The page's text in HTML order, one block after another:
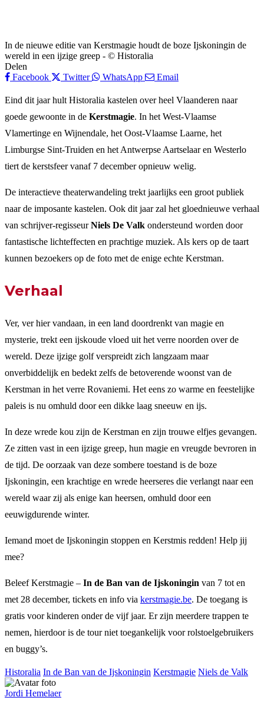
In de nieuwe editie van Kerstmagie houdt de boze Ijskoningin de
wereld in een ijzige greep - © Historalia
Delen
Facebook
Twitter WhatsApp Email
Eind dit jaar hult Historalia kastelen over heel Vlaanderen naar
goede gewoonte in de Kerstmagie. In het West-Vlaamse
Vlamertinge en Wijnendale, het Oost-Vlaamse Laarne, het
Limburgse Sint-Truiden en het Antwerpse Aartselaar en Westerlo
tiert de kerstsfeer vanaf 7 december opnieuw welig.
De interactieve theaterwandeling trekt jaarlijks een groot publiek
naar de imposante kastelen. Ook dit jaar zal het gloednieuwe verhaal
van schrijver-regisseurNiels De Valk ondersteund worden door
fantastische lichteffecten en prachtige muziek. Als kers op de taart
kunnen bezoekers op de foto met de enige echte Kerstman.
Verhaal
Ver, ver hier vandaan, in een land doordrenkt van magie en
mysterie, trekt een ijskoude vloed uit het verre noorden over de
wereld. Deze ijzige golf verspreidt zich langzaam maar
onverbiddelijk en bedekt zelfs de betoverende woonst van de
Kerstman in het verre Rovaniemi. Het eens zo warme en feestelijke
paleis is nu omhuld door een dikke laag sneeuw en ijs.
In deze wrede kou zijn de Kerstman en zijn trouwe elfjes gevangen.
Ze zitten vast in een ijzige greep, hun magie en vreugde bevroren in
de tijd. De oorzaak van deze sombere toestand is de boze
Ijskoningin, een krachtige en wrede heerseres die verlangt naar een
wereld waar zij als enige kan heersen, omhuld door een
eeuwigdurende winter.
Iemand moet de Ijskoningin stoppen en Kerstmis redden! Help jij
mee?
Beleef Kerstmagie – In de Ban van de Ijskoningin van 7 tot en
met 28 december, tickets en info via kerstmagie.be. De toegang is
gratis voor kinderen onder de vijf jaar. Er zijn meerdere trappen te
nemen, hierdoor is de tour niet toegankelijk voor rolstoelgebruikers
en buggy’s.
Historalia In de Ban van de Ijskoningin Kerstmagie Niels de Valk
Jordi Hemelaer